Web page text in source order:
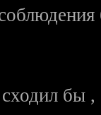
бы ,